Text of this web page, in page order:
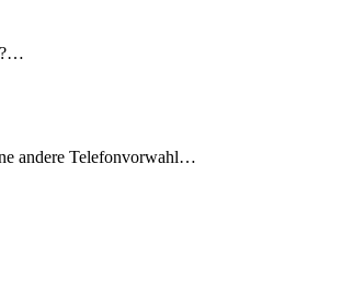
andere Telefonvorwahl…